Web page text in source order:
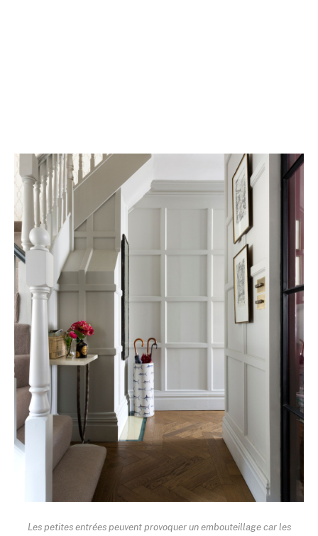
Les petites entrées peuvent provoquer un embouteillage car les